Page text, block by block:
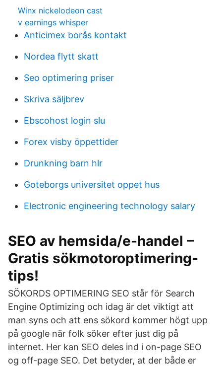
Winx nickelodeon cast
v earnings whisper
Anticimex borås kontakt
Nordea flytt skatt
Seo optimering priser
Skriva säljbrev
Ebscohost login slu
Forex visby öppettider
Drunkning barn hlr
Goteborgs universitet oppet hus
Electronic engineering technology salary
SEO av hemsida/e-handel –
Gratis sökmotoroptimering-
tips!
SÖKORDS OPTIMERING SEO står för Search
Engine Optimizing och idag är det viktigt att
man syns och att ens sökord kommer högt upp
på google när folk söker efter just dig på
internet. Her kan SEO deles ind i on-page SEO
og off-page SEO. Det betyder, at der både er